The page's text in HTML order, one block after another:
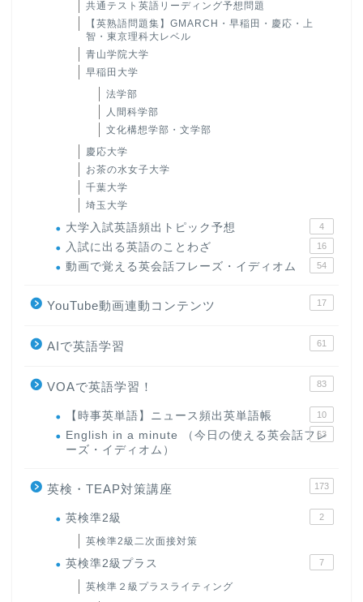
共通テスト英語リーディング予想問題
【英熟語問題集】GMARCH・早稲田・慶応・上
智・東京理科大レベル
青山学院大学
早稲田大学
法学部
人間科学部
文化構想学部・文学部
慶応大学
お茶の水女子大学
千葉大学
埼玉大学
大学入試英語頻出トピック予想 4
入試に出る英語のことわざ 16
動画で覚える英会話フレーズ・イディオム 54
YouTube動画連動コンテンツ 17
AIで英語学習 61
VOAで英語学習！ 83
【時事英単語】ニュース頻出英単語帳 10
English in a minute （今日の使える英会話フレ
ーズ・イディオム）
63
英検・TEAP対策講座 173
英検準2級 2
英検準2級二次面接対策
英検準2級プラス 7
英検準２級プラスライティング